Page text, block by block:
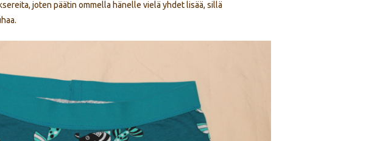
joten päätin ommella hänelle vielä yhdet lisää, sillä